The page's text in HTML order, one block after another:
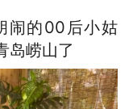
闹的00后小姑
岛崂山了